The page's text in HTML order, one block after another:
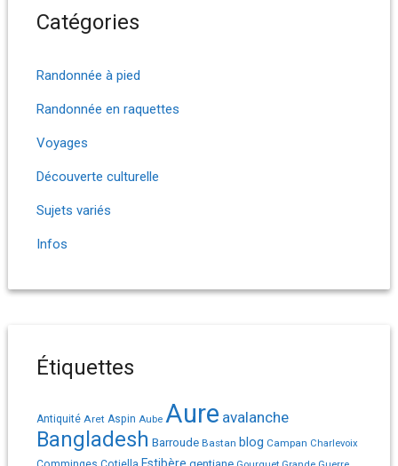
Catégories
Randonnée à pied
Randonnée en raquettes
Voyages
Découverte culturelle
Sujets variés
Infos
Étiquettes
Antiquité Aret Aspin Aube Aure avalanche
Bangladesh Barroude Bastan blog Campan Charlevoix